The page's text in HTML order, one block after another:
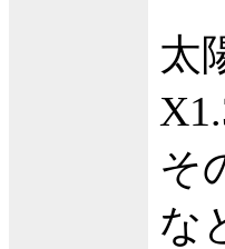
太
そ
な